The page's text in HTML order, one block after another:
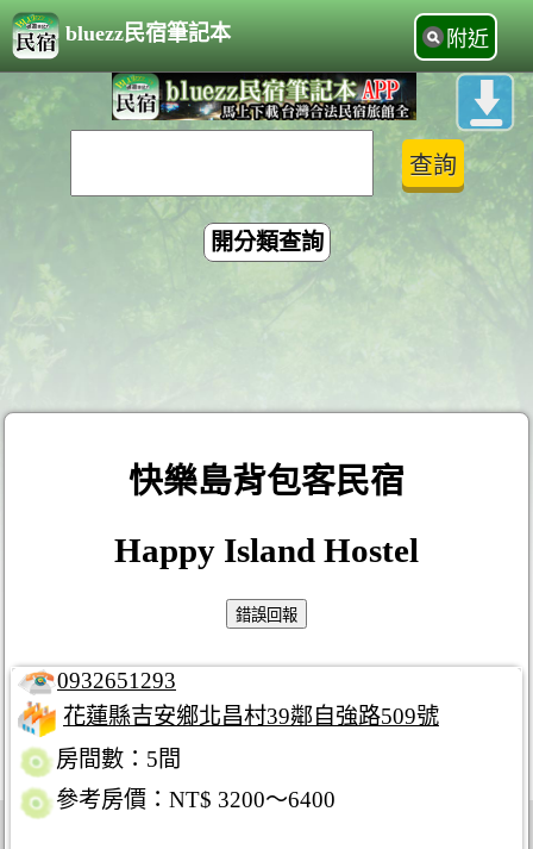
bluezz民宿筆記本 附近
開分類查詢
快樂島背包客民宿
Happy Island Hostel
0932651293
花蓮縣吉安鄉北昌村39鄰自強路509號
房間數：5間
參考房價：NT$ 3200～6400